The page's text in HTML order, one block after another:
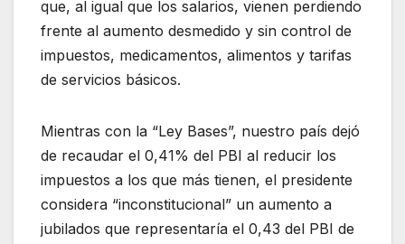
que, al igual que los salarios, vienen perdiendo
frente al aumento desmedido y sin control de
impuestos, medicamentos, alimentos y tarifas
de servicios básicos.
Mientras con la “Ley Bases”, nuestro país dejó
de recaudar el 0,41% del PBI al reducir los
impuestos a los que más tienen, el presidente
considera “inconstitucional” un aumento a
jubilados que representaría el 0,43 del PBI de